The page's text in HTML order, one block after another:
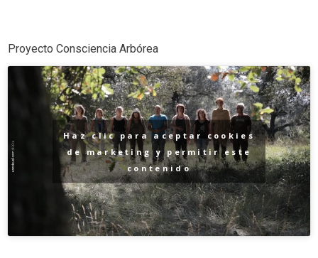
Proyecto Consciencia Arbórea
Haz clic para aceptar cookies
de marketing y permitir este
contenido